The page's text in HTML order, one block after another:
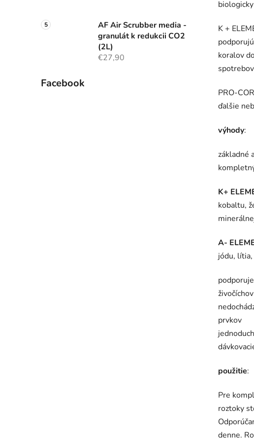
AF Air Scrubber media -
granulát k redukcii CO2
(2L)
€27,90
Facebook
K +
koralov
PRO-
ďalšie
výhody:
základné
K+
kobaltu,
A-
jódu,
živočíchov
prvkov
použitie:
Pre
roztoky
denne.